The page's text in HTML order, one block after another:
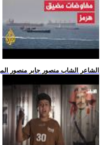
.. الشاعر الشاب منصور جابر منصور